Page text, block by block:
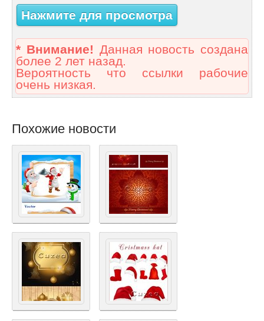
Нажмите для просмотра
* Внимание! Данная новость создана
более 2 лет назад.
Вероятность что ссылки рабочие
очень низкая.
Похожие новости